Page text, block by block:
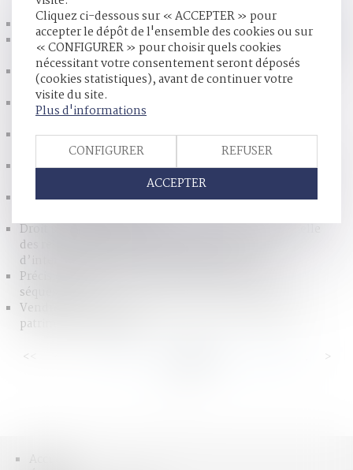
Action en nullité d’une modification de clause bénéficiaire
Le parent ayant donné naissance peut-il être enregistré en
tant que père à l’état civil ?
Le véhicule volé, instrument d’une infraction, doit être
restitué à son propriétaire
Extinction de l'Action de Divorce & Conséquences
Successorales
Plus-value de report et modification du régime
matrimonial
Décès d’un associé de société civile : preuve de la qualité
Indemnisation d’occupation et liquidation des intérêts
Droit pénal des mineurs : inconstitutionnalité partielle
des relevés signalétiques contraints et réserve
d’interprétation sur la détention provisoire
Précisions sur le décès de la victime à la suite à une
séquestration
Vendre à soi-même ou comment rendre liquide un
patrimoine immobilier
<<
>
Accueil
Cliquez ci-dessous sur « ACCEPTER » pour
accepter le dépôt de l'ensemble des cookies ou sur
« CONFIGURER » pour choisir quels cookies
nécessitant votre consentement seront déposés
(cookies statistiques), avant de continuer votre
visite du site.
Plus d'informations
CONFIGURER
REFUSER
ACCEPTER